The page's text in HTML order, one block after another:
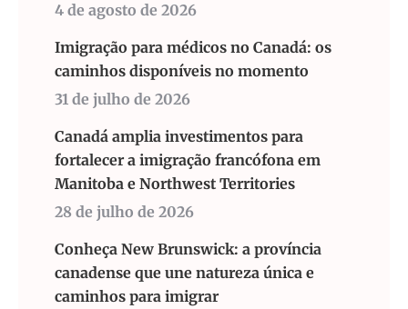
4 de agosto de 2026
Imigração para médicos no Canadá: os
caminhos disponíveis no momento
31 de julho de 2026
Canadá amplia investimentos para
fortalecer a imigração francófona em
Manitoba e Northwest Territories
28 de julho de 2026
Conheça New Brunswick: a província
canadense que une natureza única e
caminhos para imigrar